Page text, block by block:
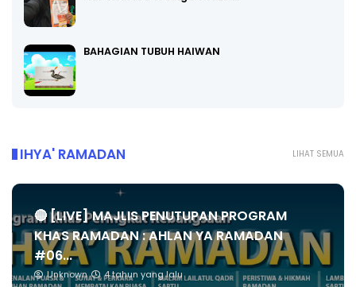
BAHAGIAN TUBUH HAIWAN
LIHAT SEMUA
IHYA' RAMADAN
🔴 [LIVE] MAJLIS PENUTUPAN PROGRAM
KHAS RAMADAN : AHLAN YA RAMADAN
#06...
Unknown 4 tahun yang lalu